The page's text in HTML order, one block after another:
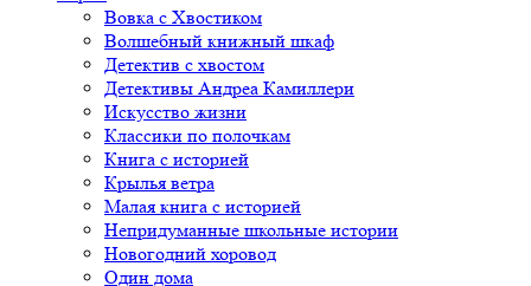
Вовка с Хвостиком
Волшебный книжный шкаф
Детектив с хвостом
Детективы Андреа Камиллери
Искусство жизни
Классики по полочкам
Книга с историей
Крылья ветра
Малая книга с историей
Непридуманные школьные истории
Новогодний хоровод
Один дома